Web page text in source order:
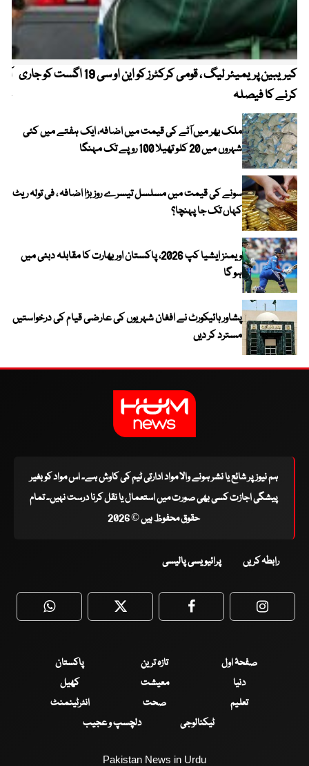
کیریبین پریمیئر لیگ ، قومی کرکٹرز کو این او سی 19 اگست کو جاری
کرنے کا فیصلہ
ملک بھر میں آٹے کی قیمت میں اضافہ، ایک ہفتے میں کئی
شہروں میں 20 کلو تھیلا 100 روپے تک مہنگا
سونے کی قیمت میں مسلسل تیسرے روز بڑا اضافہ ، فی تولہ ریٹ
کہاں تک جا پہنچا؟
ویمنز ایشیا کپ 2026، پاکستان اور بھارت کا مقابلہ دبئی میں
ہو گا
پشاور ہائیکورٹ نے افغان شہریوں کی عارضی قیام کی درخواستیں
مسترد کر دیں
ہم نیوز پر شائع یا نشر ہونے والا مواد ادارتی ٹیم کی کاوش ہے۔ اس مواد کو بغیر
پیشگی اجازت کسی بھی صورت میں استعمال یا نقل کرنا درست نہیں۔ تمام
حقوق محفوظ ہیں © 2026
رابطہ کریں پرائیویسی پالیسی
WhatsApp Twitter Facebook
صفحۂ اول تازہ ترین
پاکستان
دنیا
معیشت
کھیل
تعلیم
صحت
انٹرٹینمنٹ
ٹیکنالوجی
دلچسپ و عجیب
Pakistan News in Urdu